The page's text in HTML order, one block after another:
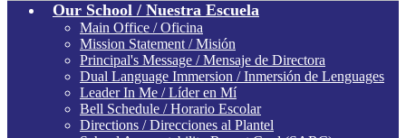
Our School / Nuestra Escuela
Main Office / Oficina
Mission Statement / Misión
Principal's Message / Mensaje de Directora
Dual Language Immersion / Inmersión de Lenguages
Leader In Me / Líder en Mí
Bell Schedule / Horario Escolar
Directions / Direcciones al Plantel